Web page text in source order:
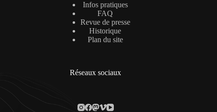
Infos pratiques
FAQ
Revue de presse
Historique
Plan du site
Réseaux sociaux